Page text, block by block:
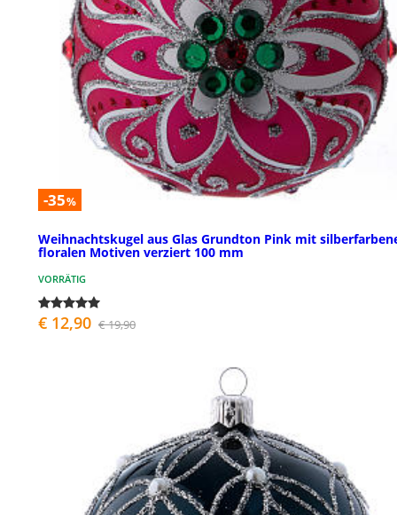
-35%
Weihnachtskugel aus Glas Grundton Pink mit
floralen Motiven verziert 100 mm
VORRÄTIG
€ 12,90 € 19,90